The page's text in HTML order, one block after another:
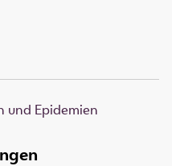
und Epidemien